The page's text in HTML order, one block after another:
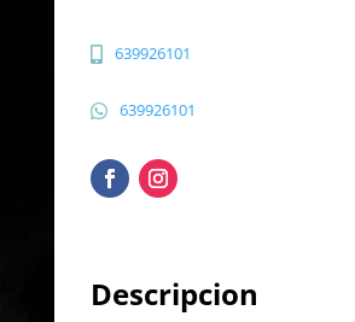
639926101
639926101
Descripcion